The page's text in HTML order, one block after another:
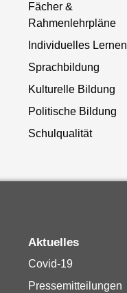
Fächer &
Rahmenlehrpläne
Individuelles Lernen
Sprachbildung
Kulturelle Bildung
Politische Bildung
Schulqualität
Aktuelles
Covid-19
Pressemitteilungen